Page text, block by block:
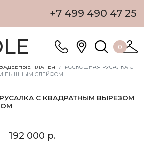
+7 499 490 47 25
0
ПЛАТЬЯ
РОСКОШНАЯ РУСАЛКА С
ПЫШНЫМ СЛЕЙФОМ
С КВАДРАТНЫМ ВЫРЕЗОМ
192 000 р.